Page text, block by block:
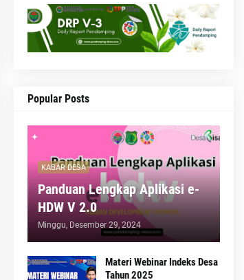
Popular Posts
KABAR DESA
Panduan Lengkap Aplikasi e-
HDW V 2.0
Minggu, Desember 29, 2024
Materi Webinar Indeks Desa
Tahun 2025